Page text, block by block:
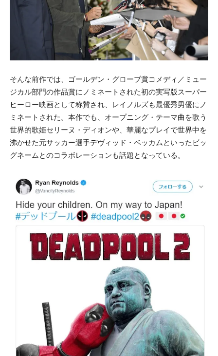
そんな前作では、ゴールデン・グローブ賞コメディ／ミュー
ジカル部門の作品賞にノミネートされた初の実写版スーパー
ヒーロー映画として称賛され、レイノルズも最優秀男優にノ
ミネートされた。本作でも、オープニング・テーマ曲を歌う
世界的歌姫セリーヌ・ディオンや、華麗なプレイで世界中を
沸かせた元サッカー選手デヴィッド・ベッカムといったビッ
グネームとのコラボレーションも話題となっている。